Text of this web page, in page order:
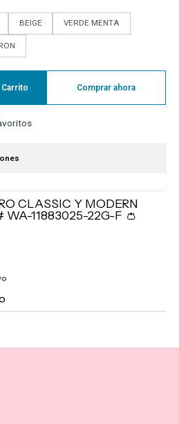
BEIGE VERDE MENTA
Comprar ahora
CLASSIC Y MODERN
11883025-22G-F 👛